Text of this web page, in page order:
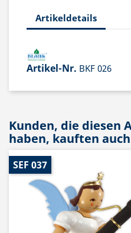
Artikeldetails
Artikel-Nr. BKF 026
Kunden, die diesen
haben, kauften
SEF 037